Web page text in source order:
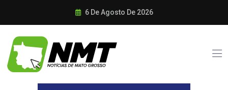
6 De Agosto De 2026